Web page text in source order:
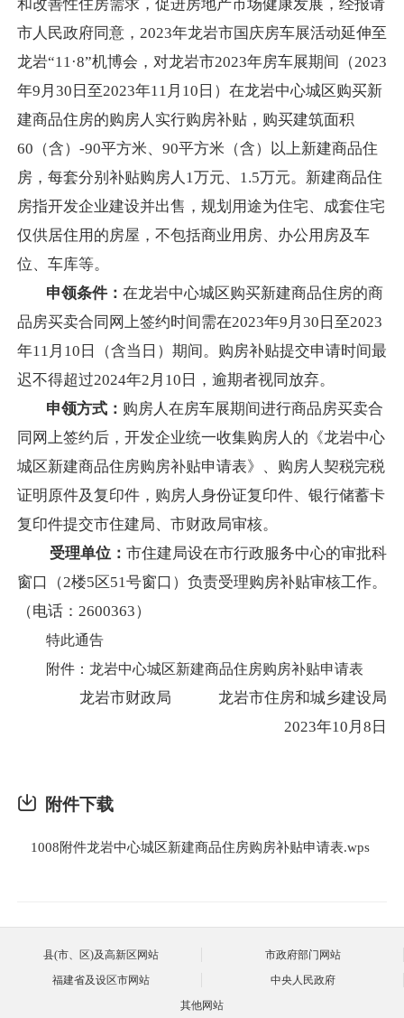
和改善性住房需求，促进房地产市场健康发展， 经报请
市人民政府同意， 2023年龙岩市国庆房车展活动延伸至
龙岩“11·8”机博会， 对龙岩市2023年房车展期间 （2023
年9月30日至2023年11月10日） 在龙岩中心城区购买新
建商品住房的购房人实行购房补贴， 购买建筑面积
60（含）-90平方米、90平方米（含）以上新建商品住
房，每套分别补贴购房人1万元、1.5万元。新建商品住
房指开发企业建设并出售，规划用途为住宅、成套住宅
仅供居住用的房屋，不包括商业用房、办公用房及车
位、车库等。
申领条件： 在龙岩中心城区购买新建商品住房的商
品房买卖合同网上签约时间 需在2023年9月30日至2023
年11月10日（含当日）期间。购房补贴提交申请时间最
迟不得超过2024年2月10日，逾期者视同放弃。
申领方式： 购房人在房车展期间进行商品房买卖合
同网上签约后，开发企业统一收集购房人的《龙岩中心
城区新建商品住房购房补贴申请表》、购房人契税完税
证明原件及复印件，购房人身份证复印件、银行储蓄卡
复印件提交市住建局、市财政局审核。
受理单位 ： 市住建局设在市行政服务中心的审批科
窗口（2楼5区51号窗口）负责受理购房补贴审核工作。
（电话： 2600363）
特此通告
附件：龙岩中心城区新建商品住房购房补贴申请表
龙岩市财政局
龙岩市住房和城乡建设局
2023年10月 8日
附件下载
1008附件龙岩中心城区新建商品住房购房补贴申请表.wps
县(市、区)及高新区网站
市政府部门网站
福建省及设区市网站
中央人民政府
其他网站